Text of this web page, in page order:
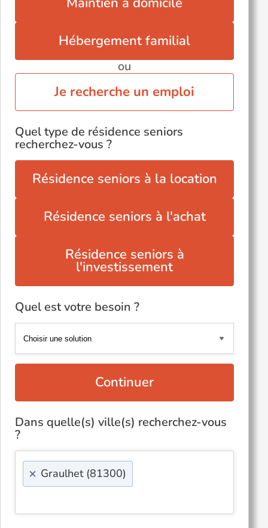
Hébergement familial
ou
Je recherche un emploi
Quel type de résidence seniors
recherchez-vous ?
Résidence seniors à la location
Résidence seniors à l'achat
Résidence seniors à
l'investissement
Quel est votre besoin ?
Continuer
Dans quelle(s) ville(s) recherchez-vous
?
× Graulhet (81300)